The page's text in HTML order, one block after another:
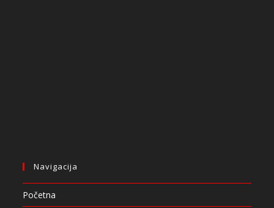
Navigacija
Početna